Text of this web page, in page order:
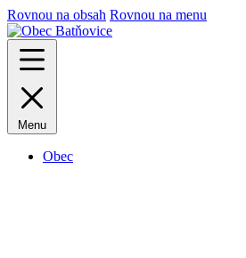
Rovnou na obsah Rovnou na menu
Menu
Obec